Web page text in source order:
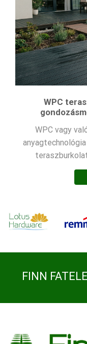
WPC
WPC vagy
FINN